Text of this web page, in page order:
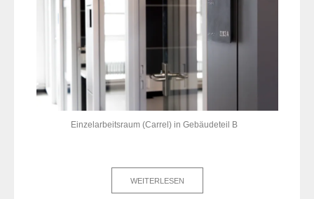
Einzelarbeitsraum (Carrel) in Gebäudeteil B
WEITERLESEN